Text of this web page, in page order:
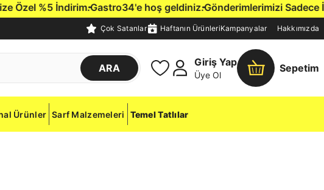
%5 İndirim.Gastro34'e hoş geldiniz.Gönderimlerimizi Sadece
Çok Satanlar Haftanın ÜrünleriKampanyalar Hakkımızda
ARA
Giriş Yap
Üye Ol
Sepetim
Ürünler Sarf Malzemeleri Temel Tatlılar